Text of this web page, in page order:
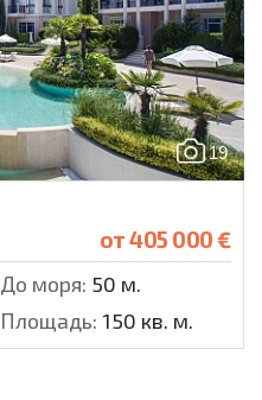
19
от405 000 €
До моря: 50 м.
Площадь: 150 кв. м.